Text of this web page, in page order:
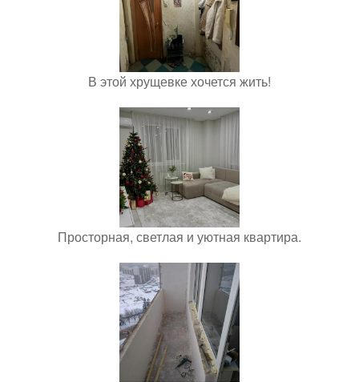
В этой хрущевке хочется жить!
Просторная, светлая и уютная квартира.